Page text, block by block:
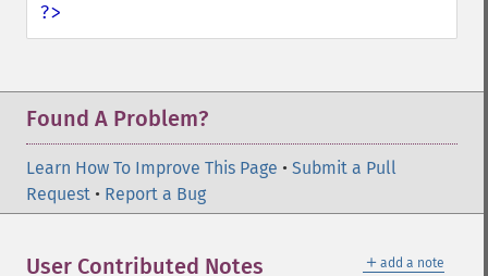
?>
Found A Problem?
Learn How To Improve This Page • Submit a Pull
Request • Report a Bug
＋ add a note
User Contributed Notes